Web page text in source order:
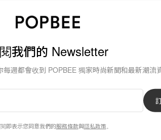
需要
間變身 Pinterest 風格
鬥濃密？這 10 支睫毛
塗睫毛液這步驟可有可無，不過如果想眼睛看起來
我們的 Newsletter
週都會收到 POPBEE 獨家時尚新聞和最新潮流
即表示您同意我們的服務條款與隱私政策